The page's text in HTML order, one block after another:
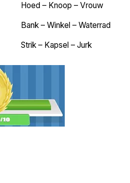
Hoed – Knoop – Vrouw
Bank – Winkel – Waterrad
Strik – Kapsel – Jurk